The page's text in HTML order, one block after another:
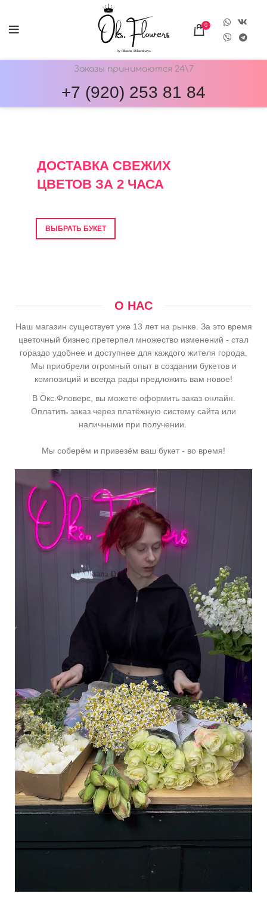
0
Заказы принимаются 24\7
+7 (920) 253 81 84
ДОСТАВКА СВЕЖИХ
ЦВЕТОВ ЗА 2 ЧАСА
ВЫБРАТЬ БУКЕТ
О НАС
Наш магазин существует уже 13 лет на рынке. За это время
цветочный бизнес претерпел множество изменений - стал
гораздо удобнее и доступнее для каждого жителя города.
Мы приобрели огромный опыт в создании букетов и
композиций и всегда рады предложить вам новое!
В Окс.Фловерс, вы можете оформить заказ онлайн.
Оплатить заказ через платёжную систему сайта или
наличными при получении.
Мы соберём и привезём ваш букет - во время!